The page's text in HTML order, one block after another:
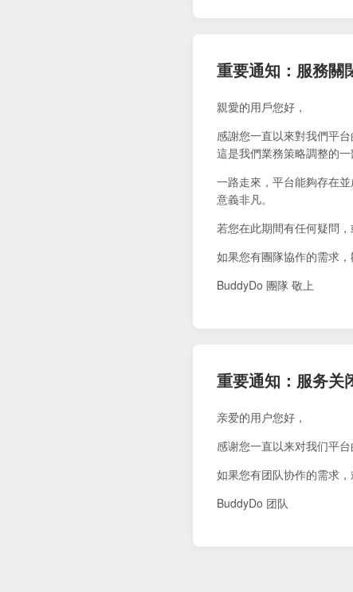
重要通知：服務關
親愛的用戶您好，
感謝您一直以來對我們平
這是我們業務策略調整的一
一路走來，平台能夠存在
意義非凡。
若您在此期間有任何疑問
如果您有團隊協作的需求
BuddyDo 團隊 敬上
重要通知：服务关
亲爱的用户您好，
感谢您一直以来对我们平
如果您有团队协作的需求
BuddyDo 团队